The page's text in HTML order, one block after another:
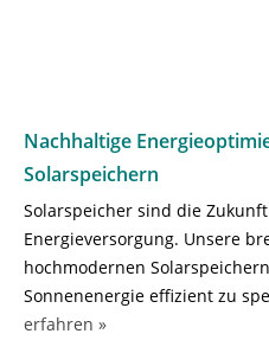
Nachhaltige
Solarspeichern
Solarspeicher sind die
Energieversorgung. Unsere
hochmodernen
Sonnenenergie effizient zu
erfahren »